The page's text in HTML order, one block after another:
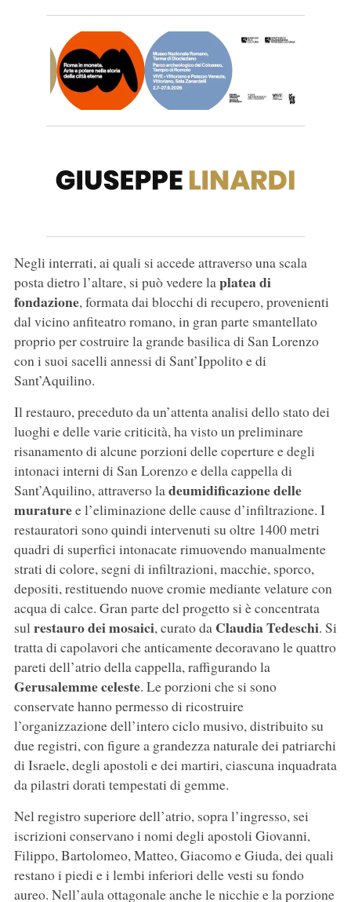
Negli interrati, ai quali si accede attraverso una scala
posta dietro l’altare, si può vedere laplatea di
fondazione, formata dai blocchi di recupero, provenienti
dal vicino anfiteatro romano, in gran parte smantellato
proprio per costruire la grande basilica di San Lorenzo
con i suoi sacelli annessi di Sant’Ippolito e di
Sant’Aquilino.
Il restauro, preceduto da un’attenta analisi dello stato dei
luoghi e delle varie criticità, ha visto un preliminare
risanamento di alcune porzioni delle coperture e degli
intonaci interni di San Lorenzo e della cappella di
Sant’Aquilino, attraverso ladeumidificazione delle
muraturee l’eliminazione delle cause d’infiltrazione. I
restauratori sono quindi intervenuti su oltre 1400 metri
quadri di superfici intonacate rimuovendo manualmente
strati di colore, segni di infiltrazioni, macchie, sporco,
depositi, restituendo nuove cromie mediante velature con
acqua di calce. Gran parte del progetto si è concentrata
sulrestauro dei mosaici, curato da Claudia Tedeschi. Si
tratta di capolavori che anticamente decoravano le quattro
pareti dell’atrio della cappella, raffigurando la
Gerusalemme celeste. Le porzioni che si sono
conservate hanno permesso di ricostruire
l’organizzazione dell’intero ciclo musivo, distribuito su
due registri, con figure a grandezza naturale dei patriarchi
di Israele, degli apostoli e dei martiri, ciascuna inquadrata
da pilastri dorati tempestati di gemme.
Nel registro superiore dell’atrio, sopra l’ingresso, sei
iscrizioni conservano i nomi degli apostoli Giovanni,
Filippo, Bartolomeo, Matteo, Giacomo e Giuda, dei quali
restano i piedi e i lembi inferiori delle vesti su fondo
aureo. Nell’aula ottagonale anche le nicchie e la porzione